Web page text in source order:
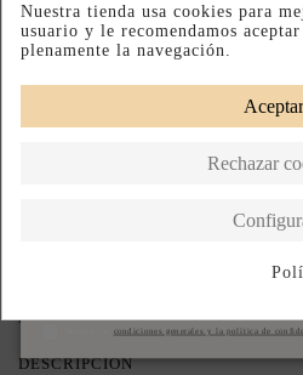
PRODUCTO AGOTADO
Déjanos tu email y te avisaremos en
Acepto lascondiciones generales y
DESCRIPCIÓN CORTA
DESCRIPCIÓN
condiciones generales y la política de
Nuestra tienda usa cookies para
usuario y le recomendamos
plenamente la navegación.
Aceptar
Rechazar